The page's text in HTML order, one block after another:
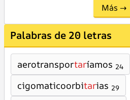
Más →
Palabras de 20 letras
aerotransportaríamos 24
cigomaticoorbitarias 29